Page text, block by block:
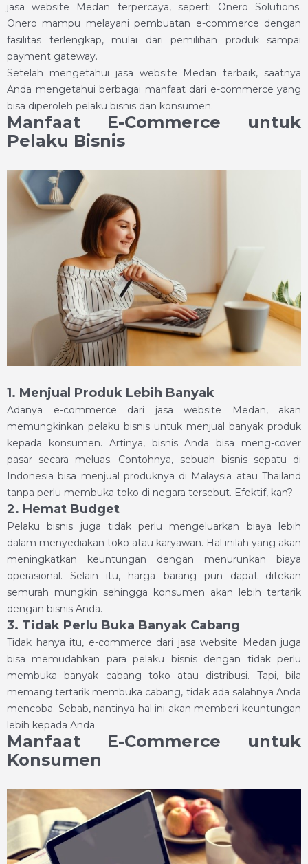
jasa website Medan terpercaya, seperti Onero Solutions.
Onero mampu melayani pembuatan e-commerce dengan
fasilitas terlengkap, mulai dari pemilihan produk sampai
payment gateway.
Setelah mengetahui jasa website Medan terbaik, saatnya
Anda mengetahui berbagai manfaat dari e-commerce yang
bisa diperoleh pelaku bisnis dan konsumen.
Manfaat E-Commerce untuk
Pelaku Bisnis
1. Menjual Produk Lebih Banyak
Adanya e-commerce dari jasa website Medan, akan
memungkinkan pelaku bisnis untuk menjual banyak produk
kepada konsumen. Artinya, bisnis Anda bisa meng-cover
pasar secara meluas. Contohnya, sebuah bisnis sepatu di
Indonesia bisa menjual produknya di Malaysia atau Thailand
tanpa perlu membuka toko di negara tersebut. Efektif, kan?
2. Hemat Budget
Pelaku bisnis juga tidak perlu mengeluarkan biaya lebih
dalam menyediakan toko atau karyawan. Hal inilah yang akan
meningkatkan keuntungan dengan menurunkan biaya
operasional. Selain itu, harga barang pun dapat ditekan
semurah mungkin sehingga konsumen akan lebih tertarik
dengan bisnis Anda.
3. Tidak Perlu Buka Banyak Cabang
Tidak hanya itu, e-commerce dari jasa website Medan juga
bisa memudahkan para pelaku bisnis dengan tidak perlu
membuka banyak cabang toko atau distribusi. Tapi, bila
memang tertarik membuka cabang, tidak ada salahnya Anda
mencoba. Sebab, nantinya hal ini akan memberi keuntungan
lebih kepada Anda.
Manfaat E-Commerce untuk
Konsumen